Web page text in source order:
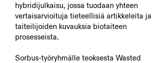
hybridijulkaisu, jossa tuodaan yhteen
vertaisarvioituja tieteellisiä artikkeleita ja
taiteilijoiden kuvauksia biotaiteen
prosesseista.
Sorbus-työryhmälle teoksesta Wasted